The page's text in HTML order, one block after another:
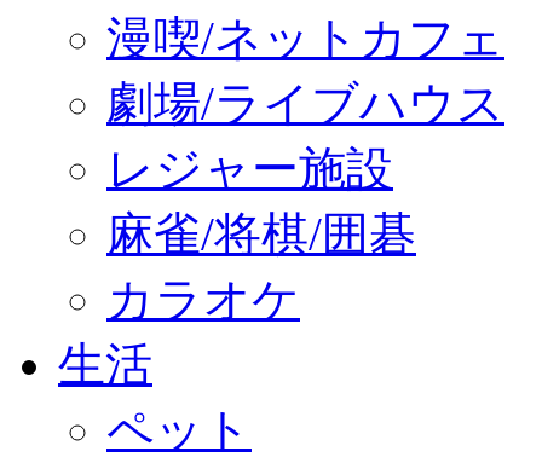
漫喫/ネットカフェ
劇場/ライブハウス
レジャー施設
麻雀/将棋/囲碁
カラオケ
生活
ペット